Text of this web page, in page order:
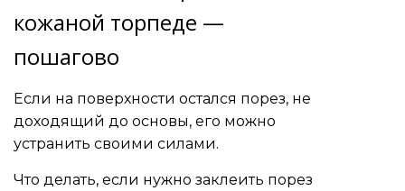
кожаной торпеде —
пошагово
Если на поверхности остался порез, не
доходящий до основы, его можно
устранить своими силами.
Что делать, если нужно заклеить порез